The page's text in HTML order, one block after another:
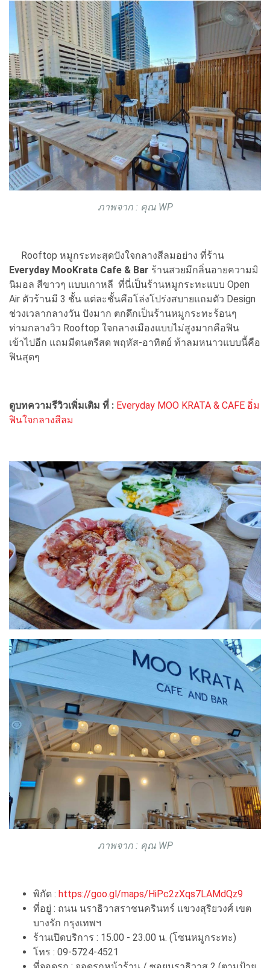
ภาพจาก : คุณ WP
Rooftop หมูกระทะสุดปังใจกลางสีลมอย่าง ที่ร้าน
Everyday MooKrata Cafe & Bar ร้านสวยมีกลิ่นอายความมิ
นิมอล สีขาวๆ แบบเกาหลี ที่นี่เป็นร้านหมูกระทะแบบ Open
Air ตัวร้านมี 3 ชั้น แต่ละชั้นคือโล่งโปร่งสบายแถมตัว Design
ช่วงเวลากลางวัน ปังมาก ตกดึกเป็นร้านหมูกระทะร้อนๆ
ท่ามกลางวิว Rooftop ใจกลางเมืองแบบไม่สูงมากคือฟิน
เข้าไปอีก แถมมีดนตรีสด พฤหัส-อาทิตย์ ท้าลมหนาวแบบนี้คือ
ฟินสุดๆ
ดูบทความรีวิวเพิ่มเติม ที่ : Everyday MOO KRATA & CAFE อิ่ม
ฟินใจกลางสีลม
ภาพจาก : คุณ WP
พิกัด : https://goo.gl/maps/HiPc2zXqs7LAMdQz9
ที่อยู่ : ถนน นราธิวาสราชนครินทร์ แขวงสุริยวงศ์ เขต
บางรัก กรุงเทพฯ
ร้านเปิดบริการ : 15.00 - 23.00 น. (โซนหมูกระทะ)
โทร : 09-5724-4521